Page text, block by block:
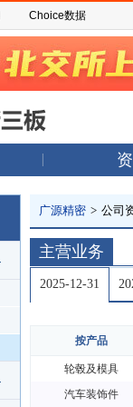
Choice数据
广源精密 > 公司
主营业务
2025-12-31
按产品
轮毂及模具
汽车装饰件